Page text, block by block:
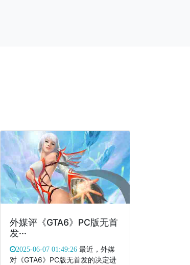
外媒评《GTA6》PC版无首
发···
2025-06-07 01:49:26最近，外媒
对《GTA6》PC版无首发的决定进